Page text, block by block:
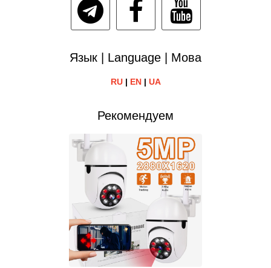
Язык | Language | Мова
RU| EN| UA
Рекомендуем